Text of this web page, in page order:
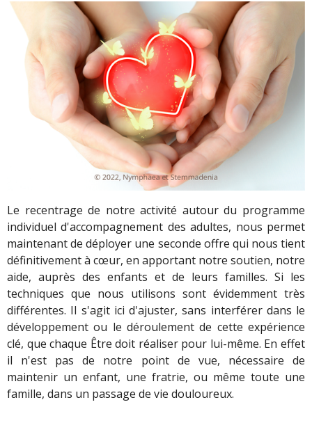
Le recentrage de notre activité autour du programme
individuel d'accompagnement des adultes, nous permet
maintenant de déployer une seconde offre qui nous tient
définitivement à cœur, en apportant notre soutien, notre
aide, auprès des enfants et de leurs familles. Si les
techniques que nous utilisons sont évidemment très
différentes. Il s'agit ici d'ajuster, sans interférer dans le
développement ou le déroulement de cette expérience
clé, que chaque Être doit réaliser pour lui-même. En effet
il n'est pas de notre point de vue, nécessaire de
maintenir un enfant, une fratrie, ou même toute une
famille, dans un passage de vie douloureux.